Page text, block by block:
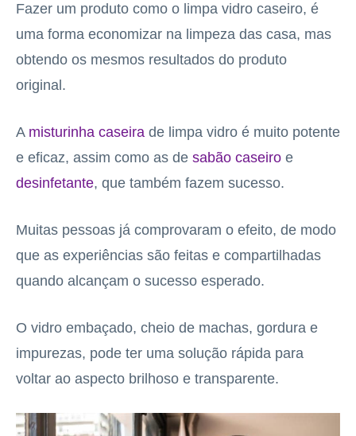
Fazer um produto como o limpa vidro caseiro, é
uma forma economizar na limpeza das casa, mas
obtendo os mesmos resultados do produto
original.
A misturinha caseira de limpa vidro é muito potente
e eficaz, assim como as de sabão caseiro e
desinfetante, que também fazem sucesso.
Muitas pessoas já comprovaram o efeito, de modo
que as experiências são feitas e compartilhadas
quando alcançam o sucesso esperado.
O vidro embaçado, cheio de machas, gordura e
impurezas, pode ter uma solução rápida para
voltar ao aspecto brilhoso e transparente.